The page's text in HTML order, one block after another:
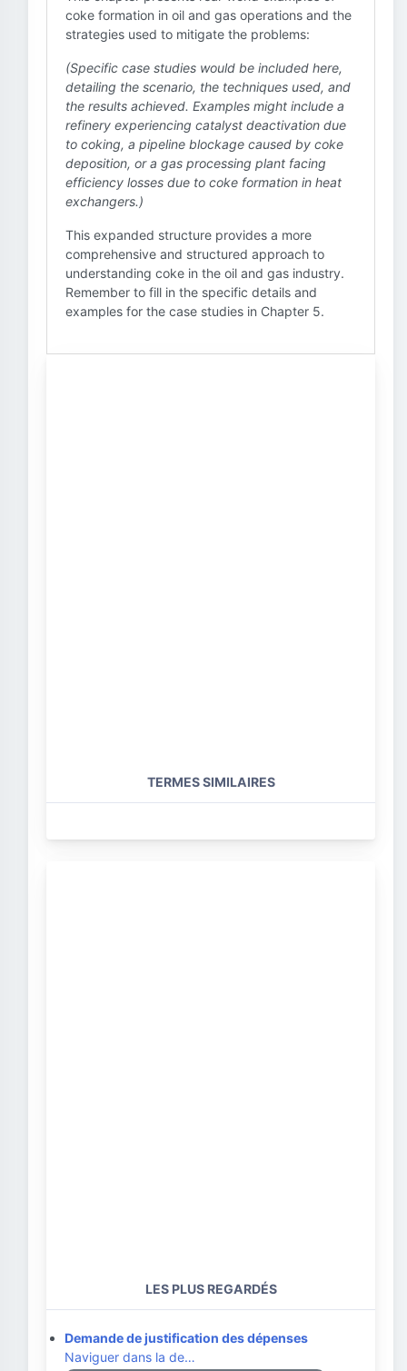
coke formation in oil and gas operations and the
strategies used to mitigate the problems:
(Specific case studies would be included here,
detailing the scenario, the techniques used, and
the results achieved. Examples might include a
refinery experiencing catalyst deactivation due
to coking, a pipeline blockage caused by coke
deposition, or a gas processing plant facing
efficiency losses due to coke formation in heat
exchangers.)
This expanded structure provides a more
comprehensive and structured approach to
understanding coke in the oil and gas industry.
Remember to fill in the specific details and
examples for the case studies in Chapter 5.
TERMES SIMILAIRES
LES PLUS REGARDÉS
Demande de justification des dépenses
Naviguer dans la de…